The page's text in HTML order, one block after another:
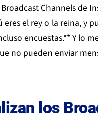
Channels de
el rey o la reina, y
encuestas.** Y lo
no pueden enviar
los